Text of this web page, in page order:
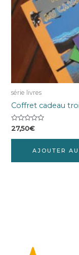
série livres
Coffret cadeau
Note
0
sur
27,50€
AJOUTER